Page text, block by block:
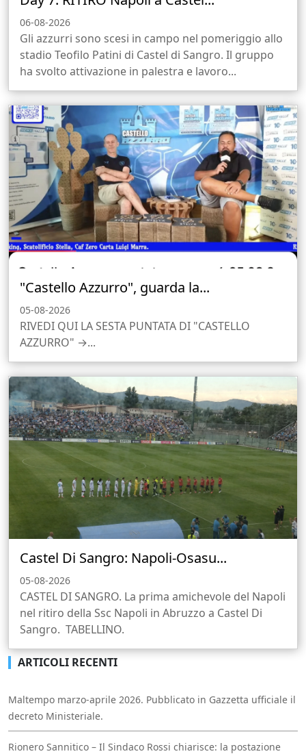
06-08-2026
Gli azzurri sono scesi in campo nel pomeriggio allo
stadio Teofilo Patini di Castel di Sangro. Il gruppo
ha svolto attivazione in palestra e lavoro...
"Castello Azzurro", guarda la...
05-08-2026
RIVEDI QUI LA SESTA PUNTATA DI "CASTELLO
AZZURRO" →...
Castel Di Sangro: Napoli-Osasu...
05-08-2026
CASTEL DI SANGRO. La prima amichevole del Napoli
nel ritiro della Ssc Napoli in Abruzzo a Castel Di
Sangro. TABELLINO.
ARTICOLI RECENTI
Maltempo marzo-aprile 2026. Pubblicato in Gazzetta ufficiale il
decreto Ministeriale.
Rionero Sannitico – Il Sindaco Rossi chiarisce: la postazione